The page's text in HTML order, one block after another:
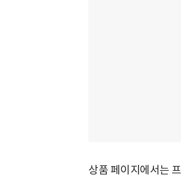
상품 페이지에서는